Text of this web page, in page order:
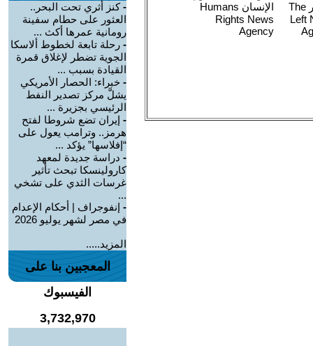
-كنز أثري تحت البحر..
العثور على حطام سفينة
رومانية عمرها أكث ...
- رحلة تابعة لخطوط ألاسكا
الجوية تضطر لإغلاق قمرة
القيادة بسبب ...
- خبراء: الحصار الأمريكي
يشلَّ مركز تصدير النفط
الرئيسي بجزيرة ...
- إيران تضع شروطا لفتح
هرمز.. وترامب يعول على
“إفلاسها” يؤكد ...
- دراسة جديدة لمعهد
كارولينسكا تبحث تأثير
غرسات الثدي على تشخي
...
- إنفوجراف | أحكام الإعدام
في مصر لشهر يوليو 2026
المزيد.....
المعجبين بنا على
الفيسبوك
3,732,970